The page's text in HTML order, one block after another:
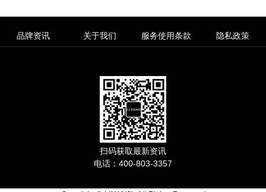
品牌资讯 关于我们 服务使用条款 隐私政策
扫码获取最新资讯
电话：400-803-3357